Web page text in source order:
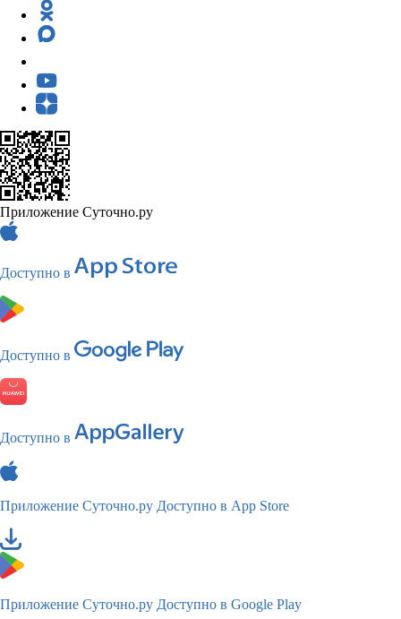
Приложение Суточно.ру
Доступно в
Доступно в
Доступно в
Приложение Суточно.ру Доступно в App Store
Приложение Суточно.ру Доступно в Google Play